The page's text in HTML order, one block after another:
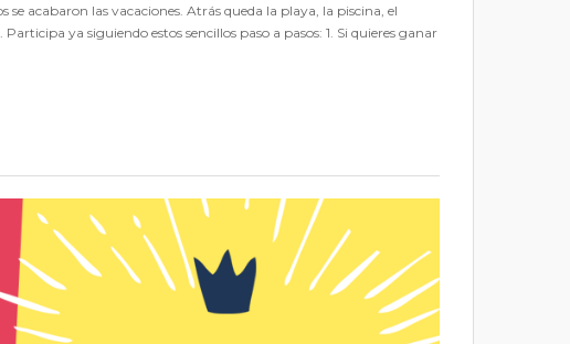
acabaron las vacaciones. Atrás queda la playa, la piscina, el
ya siguiendo estos sencillos paso a pasos: 1. Si quieres ganar